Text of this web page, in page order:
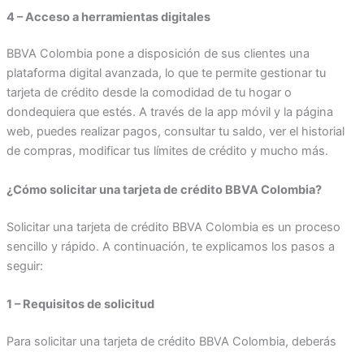
4 – Acceso a herramientas digitales
BBVA Colombia pone a disposición de sus clientes una
plataforma digital avanzada, lo que te permite gestionar tu
tarjeta de crédito desde la comodidad de tu hogar o
dondequiera que estés. A través de la app móvil y la página
web, puedes realizar pagos, consultar tu saldo, ver el historial
de compras, modificar tus límites de crédito y mucho más.
¿Cómo solicitar una tarjeta de crédito BBVA Colombia?
Solicitar una tarjeta de crédito BBVA Colombia es un proceso
sencillo y rápido. A continuación, te explicamos los pasos a
seguir:
1 – Requisitos de solicitud
Para solicitar una tarjeta de crédito BBVA Colombia, deberás